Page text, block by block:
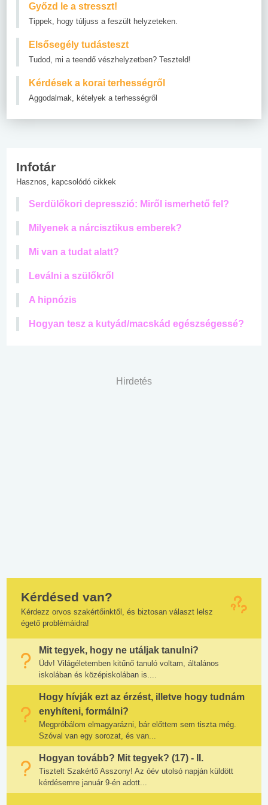
Győzd le a stresszt!
Tippek, hogy túljuss a feszült helyzeteken.
Elsősegély tudásteszt
Tudod, mi a teendő vészhelyzetben? Teszteld!
Kérdések a korai terhességről
Aggodalmak, kételyek a terhességről
Infotár
Hasznos, kapcsolódó cikkek
Serdülőkori depresszió: Miről ismerhető fel?
Milyenek a nárcisztikus emberek?
Mi van a tudat alatt?
Leválni a szülőkről
A hipnózis
Hogyan tesz a kutyád/macskád egészségessé?
Hirdetés
Kérdésed van?
Kérdezz orvos szakértőinktől, és biztosan választ lelsz
égető problémáidra!
Mit tegyek, hogy ne utáljak tanulni?
Üdv! Világéletemben kitűnő tanuló voltam, általános
iskolában és középiskolában is....
Hogy hívják ezt az érzést, illetve hogy tudnám
enyhíteni, formálni?
Megpróbálom elmagyarázni, bár előttem sem tiszta még.
Szóval van egy sorozat, és van...
Hogyan tovább? Mit tegyek? (17) - II.
Tisztelt Szakértő Asszony! Az óév utolsó napján küldött
kérdésemre január 9-én adott...